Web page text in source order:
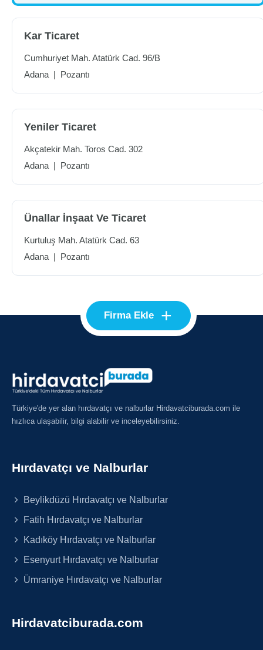
Kar Ticaret
Cumhuriyet Mah. Atatürk Cad. 96/B
Adana | Pozantı
Yeniler Ticaret
Akçatekir Mah. Toros Cad. 302
Adana | Pozantı
Ünallar İnşaat Ve Ticaret
Kurtuluş Mah. Atatürk Cad. 63
Adana | Pozantı
Firma Ekle +
Türkiye'de yer alan hırdavatçı ve nalburlar Hirdavatciburada.com ile
hızlıca ulaşabilir, bilgi alabilir ve inceleyebilirsiniz.
Hırdavatçı ve Nalburlar
Beylikdüzü Hırdavatçı ve Nalburlar
Fatih Hırdavatçı ve Nalburlar
Kadıköy Hırdavatçı ve Nalburlar
Esenyurt Hırdavatçı ve Nalburlar
Ümraniye Hırdavatçı ve Nalburlar
Hirdavatciburada.com